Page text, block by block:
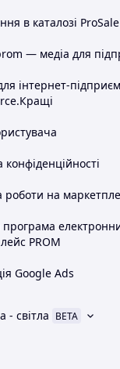
в каталозі ProSale
— медіа для
інтернет-
конфіденційності
роботи на
програма
PROM
Google Ads
- світла BETA